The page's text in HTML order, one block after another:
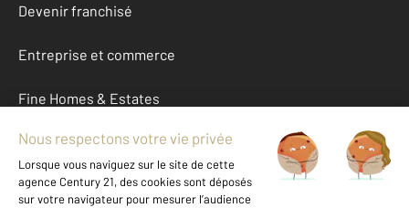
Devenir franchisé
Entreprise et commerce
Fine Homes & Estates
À propos
International